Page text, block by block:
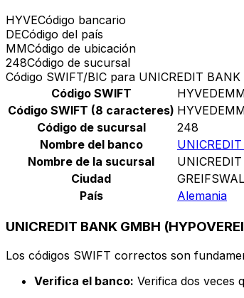
HYVECódigo bancario
DECódigo del país
MMCódigo de ubicación
248Código de sucursal
Código SWIFT/BIC para UNICREDIT
Código SWIFT
Código SWIFT (8 caracteres)
Código de sucursal
248
Nombre del banco
Nombre de la sucursal
Ciudad
País
Alemania
UNICREDIT BANK GMBH
Los códigos SWIFT correctos son
Verifica el banco: Verifica dos veces